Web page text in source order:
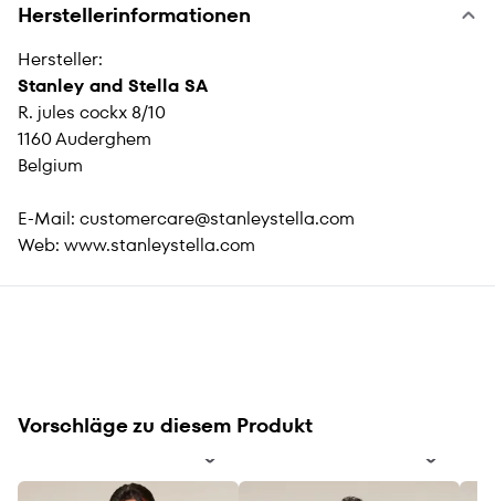
Herstellerinformationen
Hersteller:
Stanley and Stella SA
R. jules cockx 8/10
1160 Auderghem
Belgium
E-Mail: customercare@stanleystella.com
Web: www.stanleystella.com
Vorschläge zu diesem Produkt